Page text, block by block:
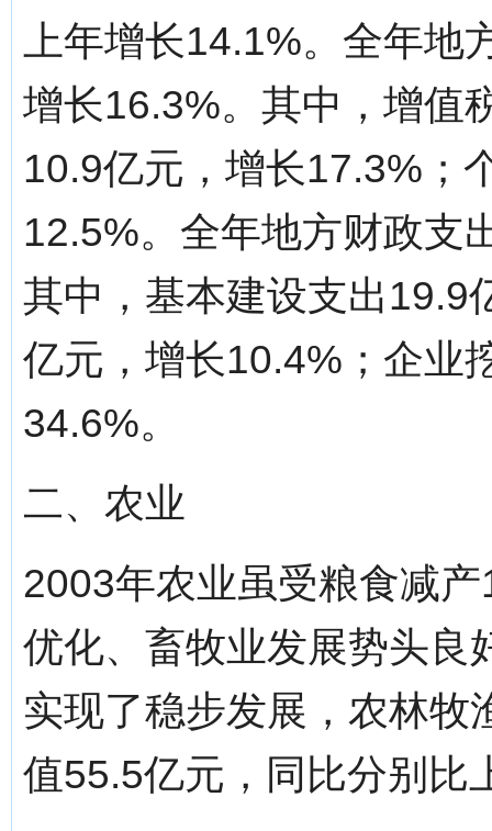
上年增长14.1%。全年
增长16.3%。其中，增值
10.9亿元，增长17.3%；
12.5%。全年地方财政支
其中，基本建设支出19.9
亿元，增长10.4%；企业
34.6%。
二、农业
2003年农业虽受粮食减
优化、畜牧业发展势头良
实现了稳步发展，农林牧
值55.5亿元，同比分别比